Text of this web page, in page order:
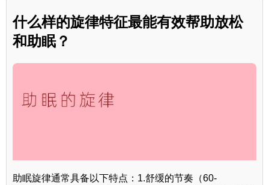
什么样的旋律特征最能有效帮助放松
和助眠？
助眠旋律通常具备以下特点：1.舒缓的节奏（60-